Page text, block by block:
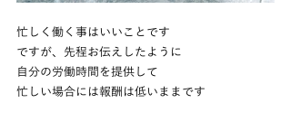
忙しく働く事はいいことです
ですが、先程お伝えしたように
自分の労働時間を提供して
忙しい場合には報酬は低いままです